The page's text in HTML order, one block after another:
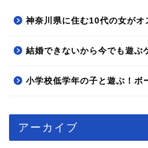
神奈川県に住む10代の女が
結婚できないから今でも遊ぶ
小学校低学年の子と遊ぶ！ボ
アーカイブ